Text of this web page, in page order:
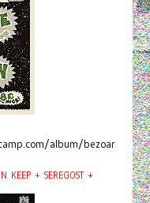
album/bezoar
KEEP + SEREGOST +